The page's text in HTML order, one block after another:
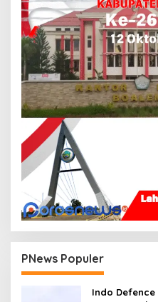
PNews Populer
Indo Defence